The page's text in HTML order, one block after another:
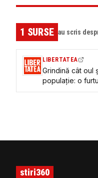
1 SURSE au scris
LIBERTATEA
Grindină cât oul
populație: o
prăpăd în
stiri360